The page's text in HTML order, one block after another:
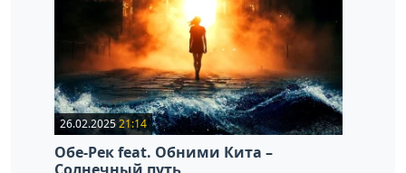
26.02.202521:14
Обе-Рек feat. Обними Кита –